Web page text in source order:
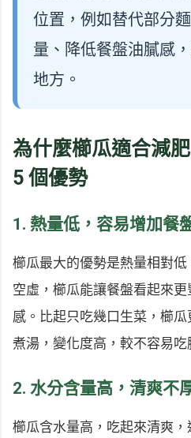
位置，例如替代部分
量、降低餐盤油膩感
地方。
為什麼櫛瓜適合減
5 個優勢
1. 熱量低，容易增加餐
櫛瓜最大的優勢是熱量相對
空虛，櫛瓜能讓餐盤看起來
感。比起只吃幾口生菜，櫛瓜
煮湯，變化度高，較不容易吃
2. 水分含量高，清爽不
櫛瓜含水量高，吃起來清爽